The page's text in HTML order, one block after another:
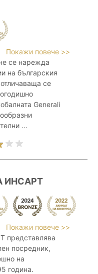
Покажи повече >>
се нарежда
на българския
се
Generali
...
ИНСАРТ
Покажи повече >>
представлява
посредник,
на
година.